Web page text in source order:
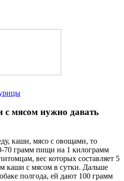
мясом нужно давать
каши, мясо с овощами, то
70 грамм пищи на 1 килограмм
вес которых составляет 5
каши с мясом в сутки. Дальше
полгода, ей дают 100 грамм